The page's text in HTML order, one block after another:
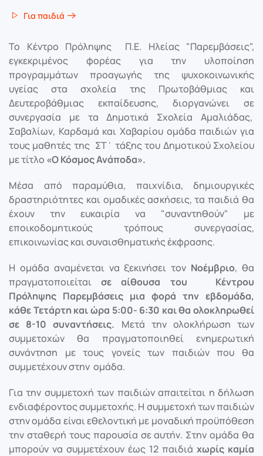
Για παιδιά
Το Κέντρο Πρόληψης Π.Ε. Ηλείας "Παρεμβάσεις",
εγκεκριμένος φορέας για την υλοποίηση
προγραμμάτων προαγωγής της ψυχοκοινωνικής
υγείας στα σχολεία της Πρωτοβάθμιας και
Δευτεροβάθμιας εκπαίδευσης, διοργανώνει σε
συνεργασία με τα Δημοτικά Σχολεία Αμαλιάδας,
Σαβαλίων, Καρδαμά και Χαβαρίου ομάδα παιδιών για
τους μαθητές της ΣΤ΄ τάξης του Δημοτικού Σχολείου
με τίτλο «Ο Κόσμος Ανάποδα».
Μέσα από παραμύθια, παιχνίδια, δημιουργικές
δραστηριότητες και ομαδικές ασκήσεις, τα παιδιά θα
έχουν την ευκαιρία να "συναντηθούν" με
εποικοδομητικούς τρόπους συνεργασίας,
επικοινωνίας και συναισθηματικής έκφρασης.
Η ομάδα αναμένεται να ξεκινήσει τον Νοέμβριο, θα
πραγματοποιείται σε αίθουσα του
Κέντρου
Πρόληψης Παρεμβάσεις μια φορά την εβδομάδα,
κάθε Τετάρτη και ώρα 5:00- 6:30 και θα ολοκληρωθεί
σε 8-10 συναντήσεις. Μετά την ολοκλήρωση των
συμμετοχών θα πραγματοποιηθεί ενημερωτική
συνάντηση με τους γονείς των παιδιών που θα
συμμετέχουν στην ομάδα.
Για την συμμετοχή των παιδιών απαιτείται η δήλωση
ενδιαφέροντος συμμετοχής. Η συμμετοχή των παιδιών
στην ομάδα είναι εθελοντική με μοναδική προϋπόθεση
την σταθερή τους παρουσία σε αυτήν. Στην ομάδα θα
μπορούν να συμμετέχουν έως 12 παιδιά χωρίς καμία